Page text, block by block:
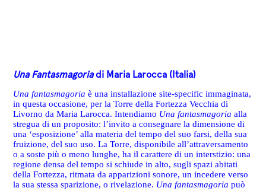
Una Fantasmagoriadi Maria Larocca (Italia)
Una fantasmagoria è una installazione site-specific immaginata,
in questa occasione, per la Torre della Fortezza Vecchia di
Livorno da Maria Larocca. Intendiamo Una fantasmagoria alla
stregua di un proposito: l’invito a consegnare la dimensione di
una ‘esposizione’ alla materia del tempo del suo farsi, della sua
fruizione, del suo uso. La Torre, disponibile all’attraversamento
o a soste più o meno lunghe, ha il carattere di un interstizio: una
regione densa del tempo si schiude in alto, sugli spazi abitati
della Fortezza, ritmata da apparizioni sonore, un incedere verso
la sua stessa sparizione, o rivelazione. Una fantasmagoria può